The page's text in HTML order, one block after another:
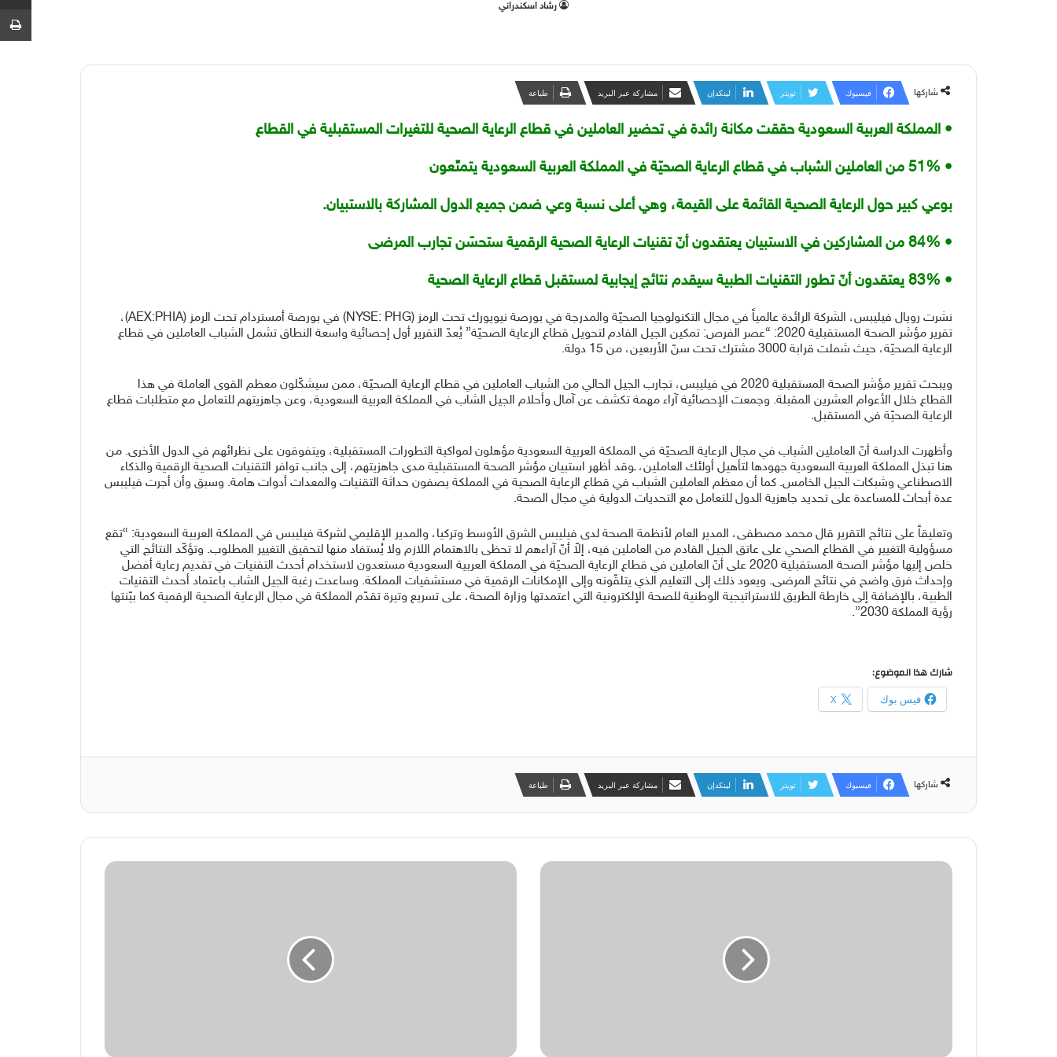
‫رشاد اسكندراني
شاركها فيسبوك تويتر لينكدإن مشاركة عبر البريد طباعة
• المملكة العربية السعودية حققت مكانة رائدة في تحضير العاملين في قطاع الرعاية الصحية للتغيرات المستقبلية في القطاع
• 51% من العاملين الشباب في قطاع الرعاية الصحيّة في المملكة العربية السعودية يتمتّعون
بوعي كبير حول الرعاية الصحية القائمة على القيمة، وهي أعلى نسبة وعي ضمن جميع الدول المشاركة بالاستبيان.
• 84% من المشاركين في الاستبيان يعتقدون أنّ تقنيات الرعاية الصحية الرقمية ستحسّن تجارب المرضى
• 83% يعتقدون أنّ تطور التقنيات الطبية سيقدم نتائج إيجابية لمستقبل قطاع الرعاية الصحية
نشرت رويال فيليبس، الشركة الرائدة عالمياً في مجال التكنولوجيا الصحيّة والمدرجة في بورصة نيويورك تحت الرمز (NYSE: PHG) في بورصة أمستردام تحت الرمز (AEX:PHIA)،
تقرير مؤشر الصحة المستقبلية 2020: “عصر الفرص: تمكين الجيل القادم لتحويل قطاع الرعاية الصحيّة” يُعدّ التقرير أول إحصائية واسعة النطاق تشمل الشباب العاملين في قطاع
الرعاية الصحيّة، حيث شملت قرابة 3000 مشترك تحت سنّ الأربعين، من 15 دولة.
ويبحث تقرير مؤشر الصحة المستقبلية 2020 في فيليبس، تجارب الجيل الحالي من الشباب العاملين في قطاع الرعاية الصحيّة، ممن سيشكّلون معظم القوى العاملة في هذا
القطاع خلال الأعوام العشرين المقبلة. وجمعت الإحصائية آراء مهمة تكشف عن آمال وأحلام الجيل الشاب في المملكة العربية السعودية، وعن جاهزيتهم للتعامل مع متطلبات قطاع
الرعاية الصحيّة في المستقبل.
وأظهرت الدراسة أنّ العاملين الشباب في مجال الرعاية الصحيّة في المملكة العربية السعودية مؤهلون لمواكبة التطورات المستقبلية، ويتفوقون على نظرائهم في الدول الأخرى. من
هنا تبذل المملكة العربية السعودية جهودها لتأهيل أولئك العاملين، ـوقد أظهر استبيان مؤشر الصحة المستقبلية مدى جاهزيتهم، إلى جانب توافر التقنيات الصحية الرقمية والذكاء
الاصطناعي وشبكات الجيل الخامس. كما أن معظم العاملين الشباب في قطاع الرعاية الصحية في المملكة يصفون حداثة التقنيات والمعدات أدوات هامة. وسبق وأن أجرت فيليبس
عدة أبحاث للمساعدة على تحديد جاهزية الدول للتعامل مع التحديات الدولية في مجال الصحة.
وتعليقاً على نتائج التقرير قال محمد مصطفى، المدير العام لأنظمة الصحة لدى فيليبس الشرق الأوسط وتركيا، والمدير الإقليمي لشركة فيليبس في المملكة العربية السعودية: “تقع
مسؤولية التغيير في القطاع الصحي على عاتق الجيل القادم من العاملين فيه، إلاّ أنّ آراءهم لا تحظى بالاهتمام اللازم ولا يُستفاد منها لتحقيق التغيير المطلوب. وتؤكّد النتائج التي
خلص إليها مؤشر الصحة المستقبلية 2020 على أنّ العاملين في قطاع الرعاية الصحيّة في المملكة العربية السعودية مستعدون لاستخدام أحدث التقنيات في تقديم رعاية أفضل
وإحداث فرق واضح في نتائج المرضى. ويعود ذلك إلى التعليم الذي يتلقّونه وإلى الإمكانات الرقمية في مستشفيات المملكة. وساعدت رغبة الجيل الشاب باعتماد أحدث التقنيات
الطبية، بالإضافة إلى خارطة الطريق للاستراتيجية الوطنية للصحة الإلكترونية التي اعتمدتها وزارة الصحة، على تسريع وتيرة تقدّم المملكة في مجال الرعاية الصحية الرقمية كما بيّنتها
رؤية المملكة 2030”.
شارك هذا الموضوع:
فيس بوك X
شاركها فيسبوك تويتر لينكدإن مشاركة عبر البريد طباعة